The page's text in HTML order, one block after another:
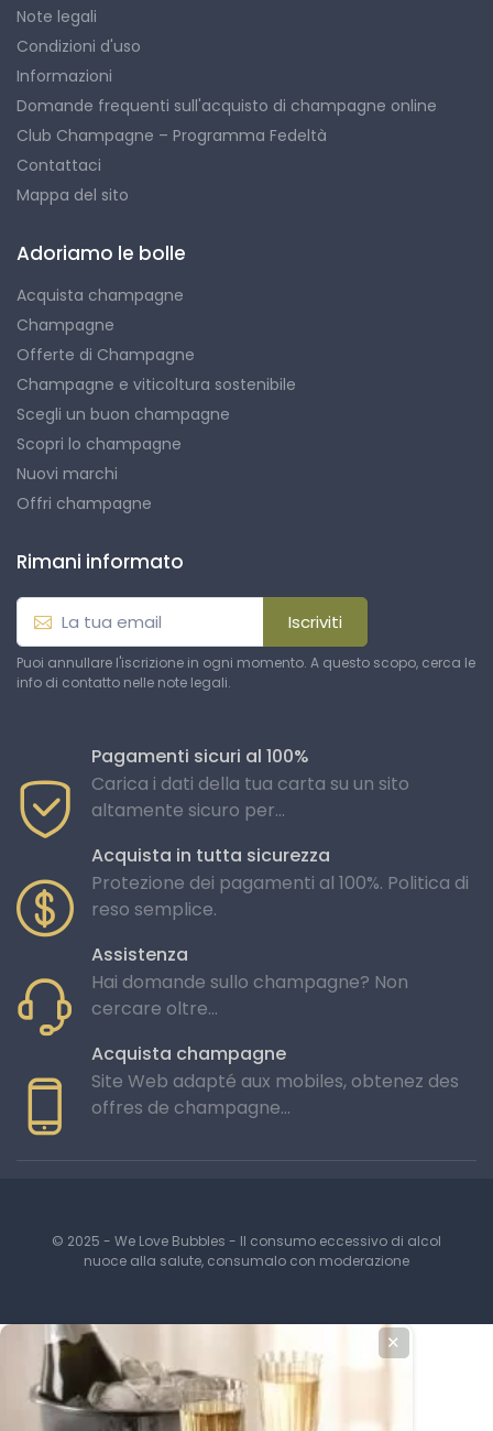
Note legali
Condizioni d'uso
Informazioni
Domande frequenti sull'acquisto di champagne online
Club Champagne – Programma Fedeltà
Contattaci
Mappa del sito
Adoriamo le bolle
Acquista champagne
Champagne
Offerte di Champagne
Champagne e viticoltura sostenibile
Scegli un buon champagne
Scopri lo champagne
Nuovi marchi
Offri champagne
Rimani informato
Iscriviti
Puoi annullare l'iscrizione in ogni momento. A questo scopo, cerca le
info di contatto nelle note legali.
Pagamenti sicuri al 100%
Carica i dati della tua carta su un sito
altamente sicuro per...
Acquista in tutta sicurezza
Protezione dei pagamenti al 100%. Politica di
reso semplice.
Assistenza
Hai domande sullo champagne? Non
cercare oltre...
Acquista champagne
Site Web adapté aux mobiles, obtenez des
offres de champagne...
© 2025 - We Love Bubbles - Il consumo eccessivo di alcol
nuoce alla salute, consumalo con moderazione
✕